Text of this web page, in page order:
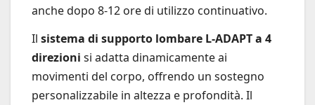
anche dopo 8-12 ore di utilizzo continuativo.
Il sistema di supporto lombare L-ADAPT a 4
direzioni si adatta dinamicamente ai
movimenti del corpo, offrendo un sostegno
personalizzabile in altezza e profondità. Il